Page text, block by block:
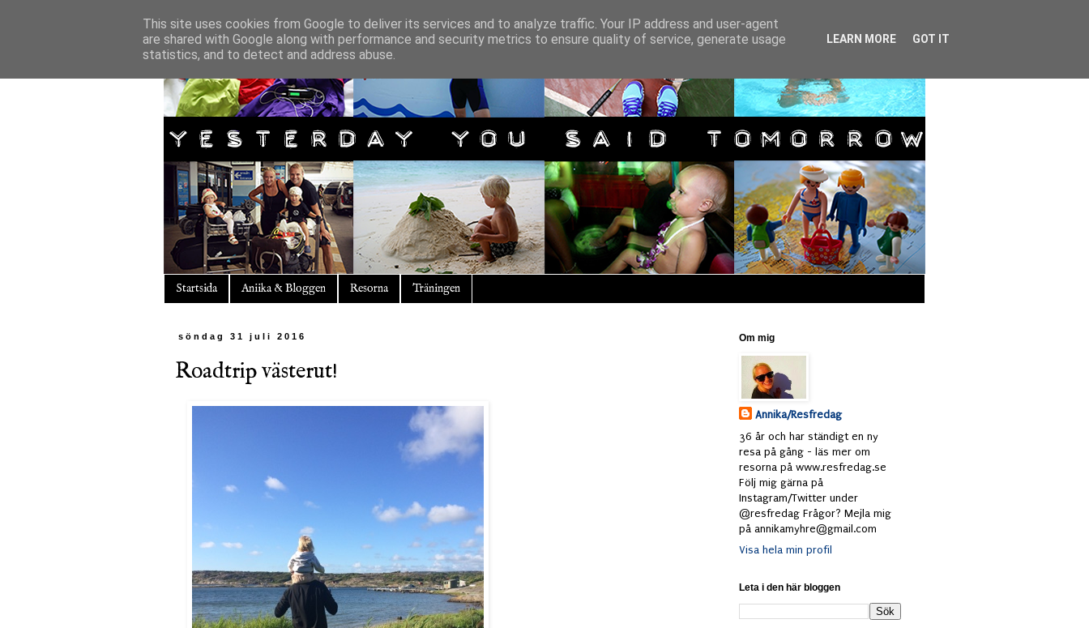
Startsida Aniika & Bloggen Resorna Träningen
söndag 31 juli 2016
Roadtrip västerut!
Om mig
Annika/Resfredag
36 år och har ständigt en ny
resa på gång - läs mer om
resorna på www.resfredag.se
Följ mig gärna på
Instagram/Twitter under
@resfredag Frågor? Mejla mig
på annikamyhre@gmail.com
Visa hela min profil
Leta i den här bloggen
This site uses cookies from Google to deliver its services and to analyze traffic. Your IP address and user-agent
are shared with Google along with performance and security metrics to ensure quality of service, generate usage
statistics, and to detect and address abuse.
LEARN MORE GOT IT